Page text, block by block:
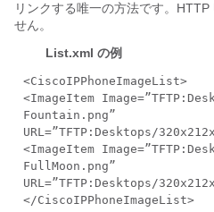
リンクする唯一の方法です。
せん。
List.xml の例
<CiscoIPPhoneImageList>
<ImageItem
Fountain.png”
URL=”TFTP:Desktops/
<ImageItem
FullMoon.png”
URL=”TFTP:Desktops/
</CiscoIPPhoneImageList>